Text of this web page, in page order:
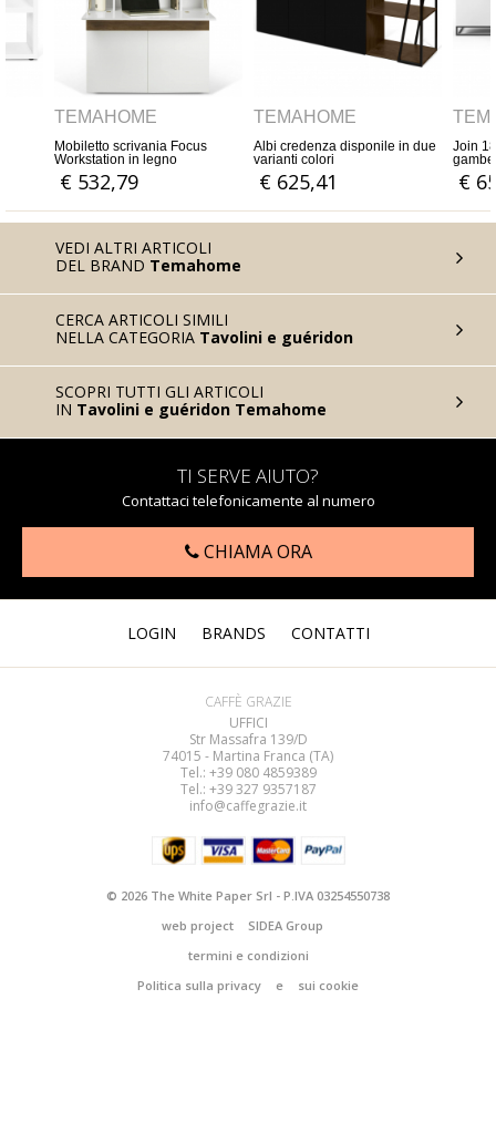
TEMAHOME
Mobiletto scrivania Focus
Workstation in legno
€ 532,79
TEMAHOME
Albi credenza disponile in due
varianti colori
€ 625,41
Join
nelle
€
VEDI ALTRI ARTICOLI
DEL BRAND Temahome
CERCA ARTICOLI SIMILI
NELLA CATEGORIA Tavolini e guéridon
SCOPRI TUTTI GLI ARTICOLI
IN Tavolini e guéridon Temahome
TI SERVE AIUTO?
Contattaci telefonicamente al numero
CHIAMA ORA
LOGIN BRANDS CONTATTI
CAFFÈ GRAZIE
UFFICI
Str Massafra 139/D
74015 - Martina Franca (TA)
Tel.: +39 0804859389
Tel.: +39 327 9357187
info@caffegrazie.it
© 2026 The White Paper Srl - P.IVA 03254550738
web project
SIDEA Group
termini e condizioni
Politica sulla privacy
e sui cookie